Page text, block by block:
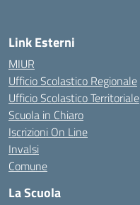
Link Esterni
MIUR
Ufficio Scolastico Regionale
Ufficio Scolastico Territoriale
Scuola in Chiaro
Iscrizioni On Line
Invalsi
Comune
La Scuola